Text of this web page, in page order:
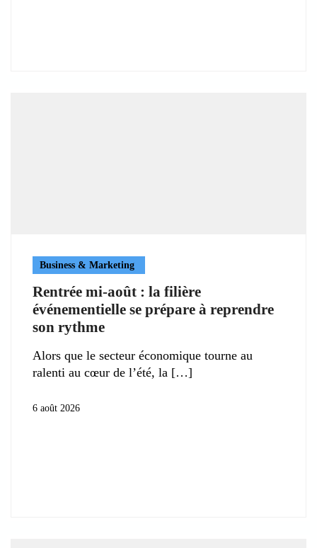
Business & Marketing
Rentrée mi-août : la filière
événementielle se prépare à reprendre
son rythme
Alors que le secteur économique tourne au
ralenti au cœur de l’été, la
6 août 2026